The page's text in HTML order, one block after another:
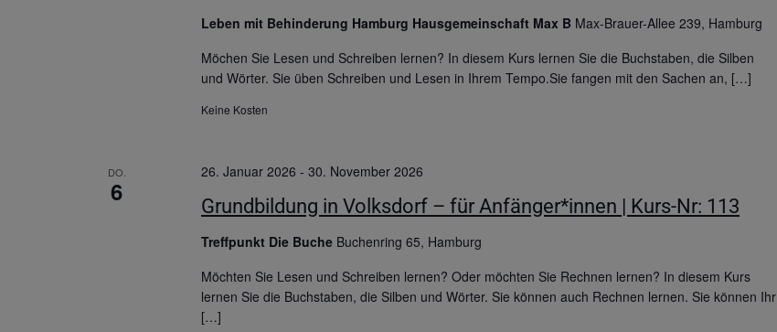
Leben mit Behinderung Hamburg Hausgemeinschaft Max B Max-Brauer-Allee 239, Hamburg
Möchen Sie Lesen und Schreiben lernen? In diesem Kurs lernen Sie die Buchstaben, die Silben
und Wörter. Sie üben Schreiben und Lesen in Ihrem Tempo.Sie fangen mit den Sachen an, […]
Keine Kosten
DO.
6 Grundbildung in Volksdorf – für Anfänger*innen | Kurs-Nr: 113
26. Januar 2026 - 30. November 2026
Treffpunkt Die Buche Buchenring 65, Hamburg
Möchten Sie Lesen und Schreiben lernen? Oder möchten Sie Rechnen lernen? In diesem Kurs
lernen Sie die Buchstaben, die Silben und Wörter. Sie können auch Rechnen lernen. Sie können Ihr
[…]